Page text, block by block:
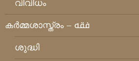
കര്‍മ്മശാസ്ത്രം – فقه
ശുദ്ധി